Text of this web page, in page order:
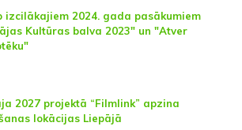
izcilākajiem 2024. gada pasākumiem
Kultūras balva 2023" un "Atver
2027 projektā “Filmlink” apzina
lokācijas Liepājā